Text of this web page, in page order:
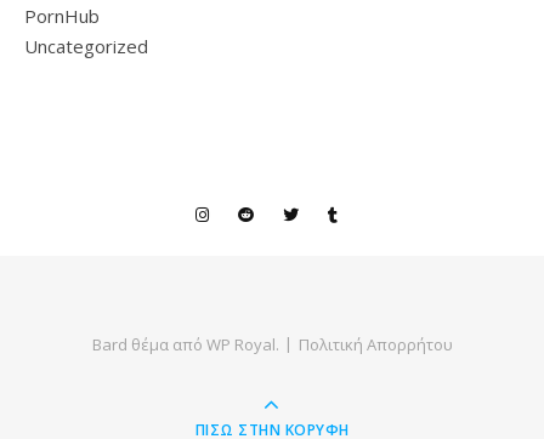
PornHub
Uncategorized
Bard θέμα από WP Royal. Πολιτική Απορρήτου
ΠΊΣΩ ΣΤΗΝ ΚΟΡΥΦΉ